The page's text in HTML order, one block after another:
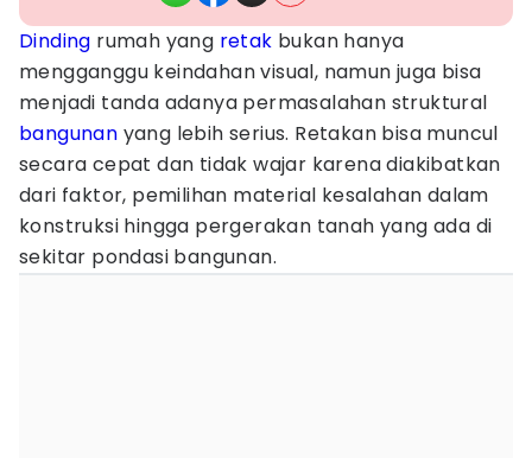
Dinding rumah yang retak bukan hanya
mengganggu keindahan visual, namun juga bisa
menjadi tanda adanya permasalahan struktural
bangunan yang lebih serius. Retakan bisa muncul
secara cepat dan tidak wajar karena diakibatkan
dari faktor, pemilihan material kesalahan dalam
konstruksi hingga pergerakan tanah yang ada di
sekitar pondasi bangunan.